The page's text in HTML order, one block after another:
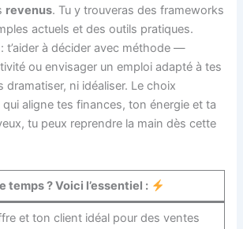
revenus. Tu y trouveras des frameworks
actuels et des outils pratiques.
: t’aider à décider avec méthode —
ou envisager un emploi adapté à tes
ni idéaliser. Le choix
aligne tes finances, ton énergie et ta
tu peux reprendre la main dès cette
temps ? Voici l’essentiel :
et ton client idéal pour des ventes